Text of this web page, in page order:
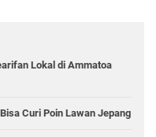
Lokal di Ammatoa
Curi Poin Lawan Jepang